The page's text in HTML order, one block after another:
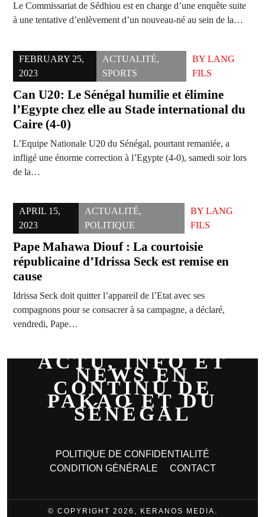
Le Commissariat de Sédhiou est en charge d’une enquête suite
à une tentative d’enlèvement d’un nouveau-né au sein de la…
FEBRUARY 25,
2023
ACTUALITÉ,
SPORTS
BYLANG
FILS
Can U20: Le Sénégal humilie et élimine
l’Egypte chez elle au Stade international du
Caire (4-0)
L’Equipe Nationale U20 du Sénégal, pourtant remaniée, a
infligé une énorme correction à l’Egypte (4-0), samedi soir lors
de la…
APRIL 15,
2023
ACTUALITÉ,
POLITIQUE
BYLANG
FILS
Pape Mahawa Diouf : La courtoisie
républicaine d’Idrissa Seck est remise en
cause
Idrissa Seck doit quitter l’appareil de l’Etat avec ses
compagnons pour se consacrer à sa campagne, a déclaré,
vendredi, Pape…
ACTU, INFO ET
NEWS EN
CONTINU DE
PAKAO ET DU
SÉNÉGAL
POLITIQUE DE CONFIDENTIALITÉ
CONDITION GÉNÉRALE
CONTACT
© COPYRIGHT 2026, KERANOS MEDIA.